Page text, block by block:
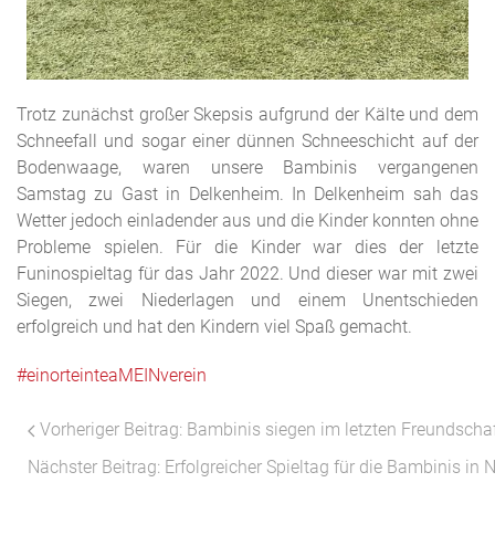
Trotz zunächst großer Skepsis aufgrund der Kälte und dem
Schneefall und sogar einer dünnen Schneeschicht auf der
Bodenwaage, waren unsere Bambinis vergangenen
Samstag zu Gast in Delkenheim. In Delkenheim sah das
Wetter jedoch einladender aus und die Kinder konnten ohne
Probleme spielen. Für die Kinder war dies der letzte
Funinospieltag für das Jahr 2022. Und dieser war mit zwei
Siegen, zwei Niederlagen und einem Unentschieden
erfolgreich und hat den Kindern viel Spaß gemacht.
#einorteinteaMEINverein
Vorheriger Beitrag: Bambinis siegen im letzten
Nächster Beitrag: Erfolgreicher Spieltag für die Bambinis in